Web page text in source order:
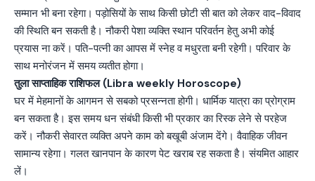
सम्मान भी बना रहेगा। पड़ोसियों के साथ किसी छोटी सी बात को लेकर वाद-विवाद
की स्थिति बन सकती है। नौकरी पेशा व्यक्ति स्थान परिवर्तन हेतु अभी कोई
प्रयास ना करें। पति-पत्नी का आपस में स्नेह व मधुरता बनी रहेगी। परिवार के
साथ मनोरंजन में समय व्यतीत होगा।
तुला साप्ताहिक राशिफल (Libra weekly Horoscope)
घर में मेहमानों के आगमन से सबको प्रसन्नता होगी। धार्मिक यात्रा का प्रोग्राम
बन सकता है। इस समय धन संबंधी किसी भी प्रकार का रिस्क लेने से परहेज
करें। नौकरी सेवारत व्यक्ति अपने काम को बखूबी अंजाम देंगे। वैवाहिक जीवन
सामान्य रहेगा। गलत खानपान के कारण पेट खराब रह सकता है। संयमित आहार
लें।